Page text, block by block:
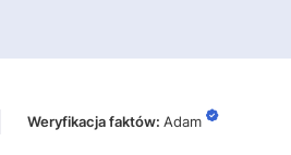
Weryfikacja faktów: Adam